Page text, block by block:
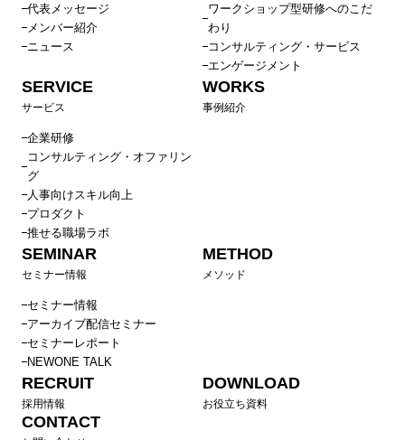
代表メッセージ
メンバー紹介
ニュース
ワークショップ型研修へのこだ
わり
コンサルティング・サービス
エンゲージメント
SERVICE
サービス
企業研修
コンサルティング・オファリン
グ
人事向けスキル向上
プロダクト
推せる職場ラボ
WORKS
事例紹介
SEMINAR
セミナー情報
セミナー情報
アーカイブ配信セミナー
セミナーレポート
NEWONE TALK
METHOD
メソッド
RECRUIT
採用情報
DOWNLOAD
お役立ち資料
CONTACT